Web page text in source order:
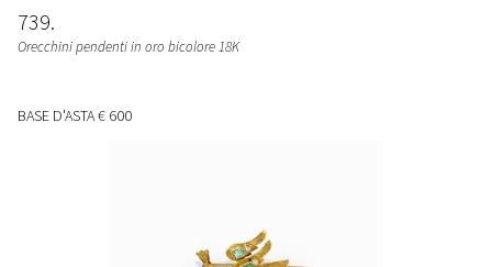
739
Orecchini pendenti in oro bicolore 18K
BASE D'ASTA€ 600